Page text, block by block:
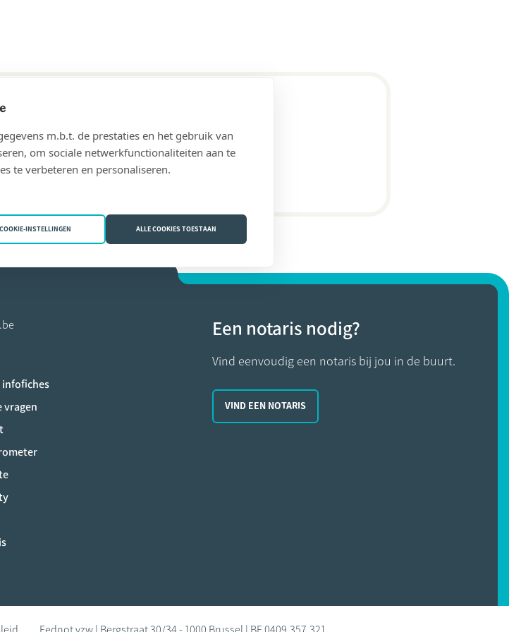
infofiches
vragen
Een notaris nodig?
Vind eenvoudig een notaris bij jou in de buurt.
VIND EEN NOTARIS
m.b.t. de prestaties en het gebruik van
om sociale netwerkfunctionaliteiten aan te
te verbeteren en personaliseren.
COOKIE-INSTELLINGEN ALLE COOKIES TOESTAAN